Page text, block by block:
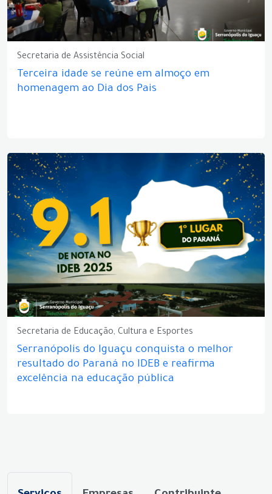
Secretaria de Assistência Social
Terceira idade se reúne em almoço em
homenagem ao Dia dos Pais
Secretaria de Educação, Cultura e Esportes
Serranópolis do Iguaçu conquista o melhor
resultado do Paraná no IDEB e reafirma
excelência na educação pública